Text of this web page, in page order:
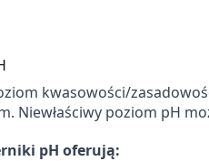
kwasowości/
Niewłaściwy poziom pH
pH oferują: